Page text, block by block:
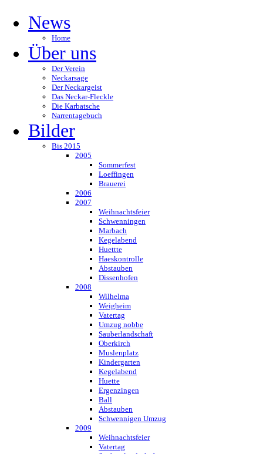
News
Home
Über uns
Der Verein
Neckarsage
Der Neckargeist
Das Neckar-Fleckle
Die Karbatsche
Narrentagebuch
Bilder
Bis 2015
2005
Sommerfest
Loeffingen
Brauerei
2006
2007
Weihnachtsfeier
Schwenningen
Marbach
Kegelabend
Huettte
Haeskontrolle
Abstauben
Dissenhofen
2008
Wilhelma
Weigheim
Vatertag
Umzug nobbe
Sauberlandschaft
Oberkirch
Muslenplatz
Kindergarten
Kegelabend
Huette
Ergenzingen
Ball
Abstauben
Schwennigen Umzug
2009
Weihnachtsfeier
Vatertag